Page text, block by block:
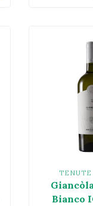
TENUTE
Bianco